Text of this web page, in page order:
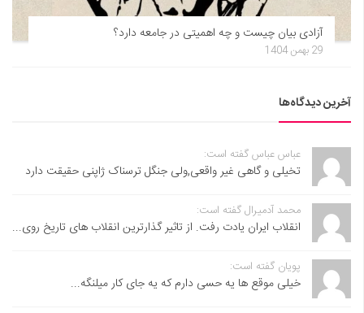
آزادی بیان چیست و چه اهمیتی در جامعه دارد؟
29 بهمن 1404
آخرین دیدگاه‌ها
عباس عباس گفته است:
تخیلی و گاهی غیر واقعی,ولی جنگل ترسناک ژاپنی حقیقت دارد
محمد آدمیرال گفته است:
انقلاب ایران یادت رفت. از تاثیر گذارترین انقلاب های تاریخ روی...
پویان گفته است:
خیلی موقع ها یه حسی دارم که یه جای کار میلنگه...